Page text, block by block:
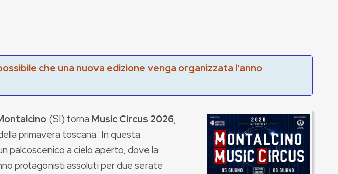
che una nuova edizione venga organizzata l'anno
(SI) torna Music Circus 2026,
primavera toscana. In questa
palcoscenico a cielo aperto, dove la
protagonisti assoluti per due serate